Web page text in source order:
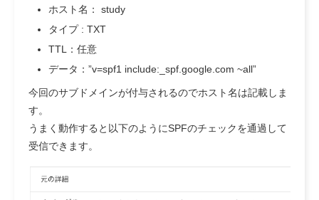
ホスト名： study
タイプ : TXT
TTL：任意
データ：”v=spf1 include:_spf.google.com ~all”
今回のサブドメインが付与されるのでホスト名は記載しま
す。
うまく動作すると以下のようにSPFのチェックを通過して
受信できます。